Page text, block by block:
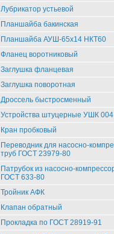
Лубрикатор устьевой
Планшайба бакинская
Планшайба АУШ-65х14 НКТ60
Фланец воротниковый
Заглушка фланцевая
Заглушка поворотная
Дроссель быстросменный
Устройства штуцерные УШК
Кран пробковый
Переводник для насосно-
труб ГОСТ 23979-80
Патрубок из насосно-
ГОСТ 633-80
Тройник АФК
Клапан обратный
Прокладка по ГОСТ 28919-91